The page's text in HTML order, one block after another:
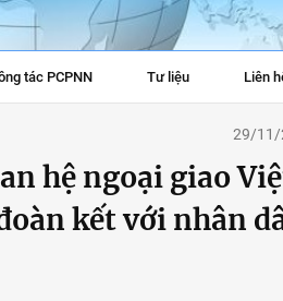
tác PCPNN Tư liệu Liên
29/11/
hệ ngoại giao
kết với nhân